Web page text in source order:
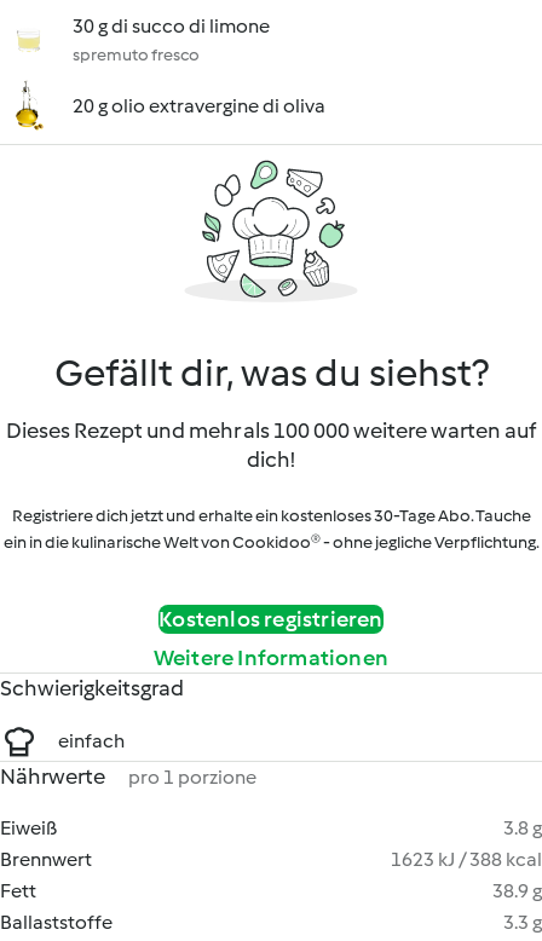
30 g di succo di limone
spremuto fresco
20 g olio extravergine di oliva
Gefällt dir, was du siehst?
Dieses Rezept und mehr als 100 000 weitere warten auf
dich!
Registriere dich jetzt und erhalte ein kostenloses 30-Tage Abo. Tauche
ein in die kulinarische Welt von Cookidoo® - ohne jegliche Verpflichtung.
Kostenlos registrieren
Weitere Informationen
Schwierigkeitsgrad
einfach
Nährwerte pro 1 porzione
Eiweiß
3.8 g
Brennwert
1623 kJ / 388 kcal
Fett
38.9 g
Ballaststoffe
3.3 g